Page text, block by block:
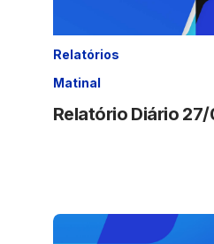
Relatórios
Matinal
Relatório Diário